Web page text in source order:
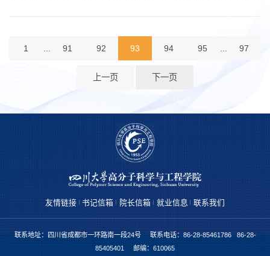
1 ... 91 92 93 94 95 ... 97
上一页 下一页
友情链接 书记信箱 院长信箱 就业信息 联系我们
联系地址：四川省成都市一环路南一段24号 联系电话：86-28-85461786 86-28-
85405401 邮编：610065